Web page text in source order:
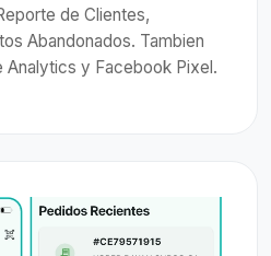
de Clientes,
Abandonados. Tambien
Analytics y Facebook Pixel.